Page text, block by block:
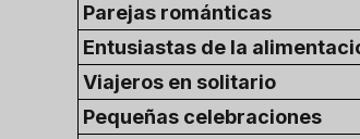
Parejas románticas
Entusiastas de la
Viajeros en solitario
Pequeñas celebraciones